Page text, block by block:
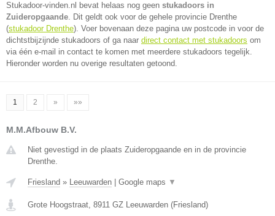
Stukadoor-vinden.nl bevat helaas nog geen stukadoors in
Zuideropgaande. Dit geldt ook voor de gehele provincie Drenthe
(stukadoor Drenthe). Voer bovenaan deze pagina uw postcode in voor de
dichtstbijzijnde stukadoors of ga naar direct contact met stukadoors om
via één e-mail in contact te komen met meerdere stukadoors tegelijk.
Hieronder worden nu overige resultaten getoond.
1 2 » »»
M.M.Afbouw B.V.
Niet gevestigd in de plaats Zuideropgaande en in de provincie
Drenthe.
Friesland » Leeuwarden Google maps ▼
Grote Hoogstraat, 8911 GZ Leeuwarden (Friesland)